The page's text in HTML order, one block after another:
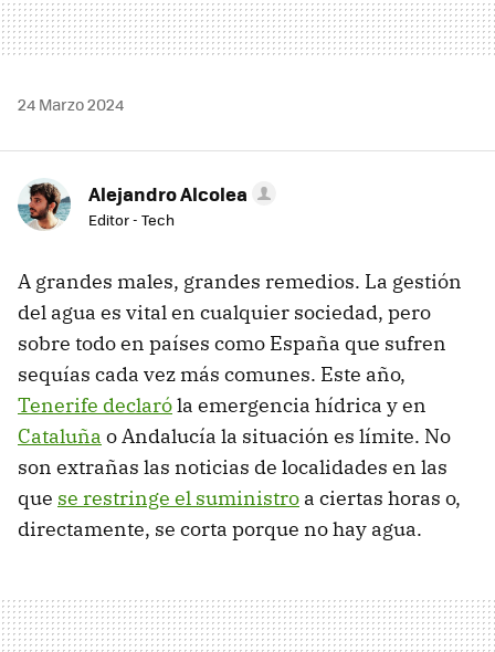
24 Marzo 2024
Alejandro Alcolea
Editor - Tech
A grandes males, grandes remedios. La gestión
del agua es vital en cualquier sociedad, pero
sobre todo en países como España que sufren
sequías cada vez más comunes. Este año,
Tenerife declaróla emergencia hídrica y en
Cataluña o Andalucía la situación es límite. No
son extrañas las noticias de localidades en las
que se restringe el suministro a ciertas horas o,
directamente, se corta porque no hay agua.